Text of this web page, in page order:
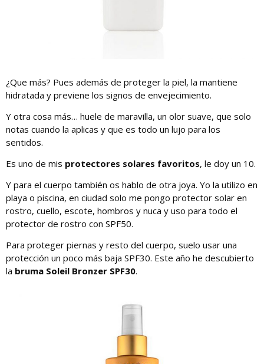
¿Que más? Pues además de proteger la piel, la mantiene
hidratada y previene los signos de envejecimiento.
Y otra cosa más… huele de maravilla, un olor suave, que solo
notas cuando la aplicas y que es todo un lujo para los
sentidos.
Es uno de mis protectores solares favoritos, le doy un 10.
Y para el cuerpo también os hablo de otra joya. Yo la utilizo en
playa o piscina, en ciudad solo me pongo protector solar en
rostro, cuello, escote, hombros y nuca y uso para todo el
protector de rostro con SPF50.
Para proteger piernas y resto del cuerpo, suelo usar una
protección un poco más baja SPF30. Este año he descubierto
la bruma Soleil Bronzer SPF30.